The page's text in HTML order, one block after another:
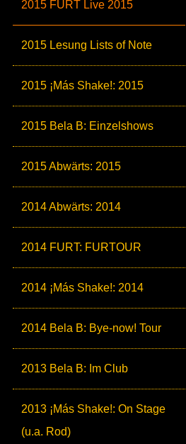
2015 FURT Live 2015
2015 Lesung Lists of Note
2015 ¡Más Shake!: 2015
2015 Bela B: Einzelshows
2015 Abwärts: 2015
2014 Abwärts: 2014
2014 FURT: FURTOUR
2014 ¡Más Shake!: 2014
2014 Bela B: Bye-now! Tour
2013 Bela B: Im Club
2013 ¡Más Shake!: On Stage
(u.a. Rod)